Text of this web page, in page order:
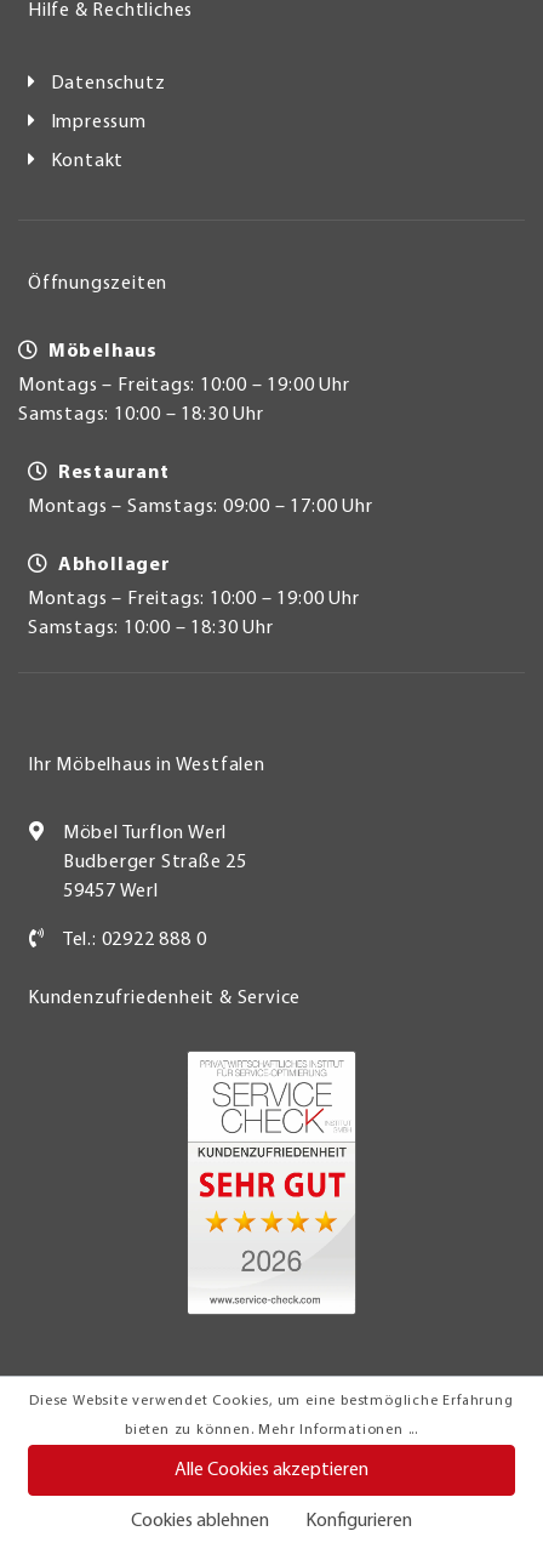
Diese Website verwendet Cookies, um eine bestmögliche Erfahrung
bieten zu können. Mehr Informationen ...
Alle Cookies akzeptieren
Cookies ablehnen Konfigurieren
Hilfe & Rechtliches
Datenschutz
Impressum
Kontakt
Öffnungszeiten
Möbelhaus
Montags – Freitags: 10:00 – 19:00 Uhr
Samstags: 10:00 – 18:30 Uhr
Restaurant
Montags – Samstags: 09:00 – 17:00 Uhr
Abhollager
Montags – Freitags: 10:00 – 19:00 Uhr
Samstags: 10:00 – 18:30 Uhr
Ihr Möbelhaus in Westfalen
Möbel Turflon Werl
Budberger Straße 25
59457 Werl
Tel.: 02922 888 0
Kundenzufriedenheit & Service
Klemens Münstermann GmbH & Co. KG